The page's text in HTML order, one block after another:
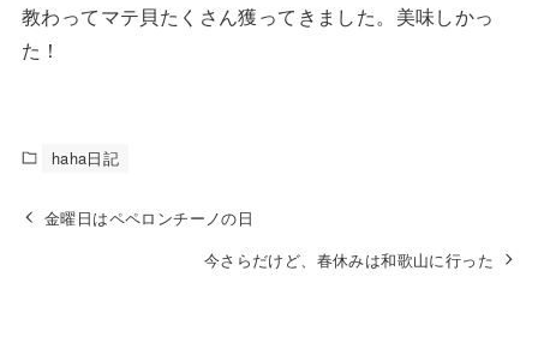
教わってマテ貝たくさん獲ってきました。美味しかっ
た！
haha日記
金曜日はペペロンチーノの日
今さらだけど、春休みは和歌山に行った